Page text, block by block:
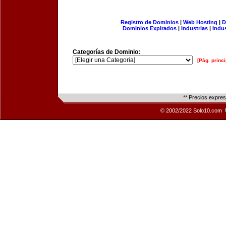
Registro de Dominios| Web Hosting |
Dominios Expirados | Industrias |
Categorías de Dominio:
[Pág.
** Precios
© 2002/2022 Solo10.com